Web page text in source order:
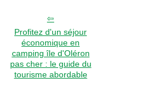
Profitez d'un séjour
économique en
camping île d'Oléron
pas cher : le guide du
tourisme abordable